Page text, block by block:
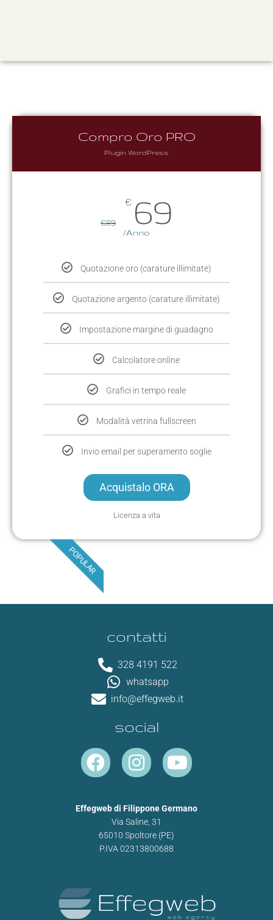
Compro Oro PRO
Plugin WordPress
€89
€ 69
/Anno
Quotazione oro (carature illimitate)
Quotazione argento (carature illimitate)
Impostazione margine di guadagno
Calcolatore online
Grafici in tempo reale
Modalità vetrina fullscreen
Invio email per superamento soglie
Acquistalo ORA
Licenza a vita
POPULAR
contatti
328 4191 522
whatsapp
info@effegweb.it
social
F
a
e
b
o
I
n
t
a
g
m
Y
o
t
Effegweb di Filippone Germano
Via Saline, 31
65010 Spoltore (PE)
P.IVA 02313800688